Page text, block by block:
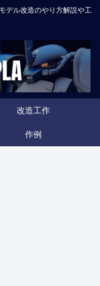
デル改造のやり方解説や工
改造工作
作例